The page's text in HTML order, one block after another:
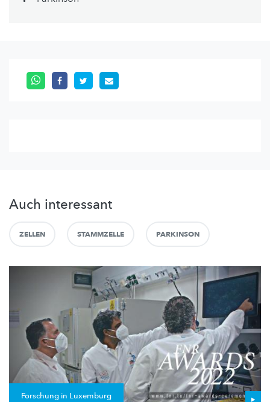
Auch interessant
ZELLEN STAMMZELLE PARKINSON
Forschung in Luxemburg